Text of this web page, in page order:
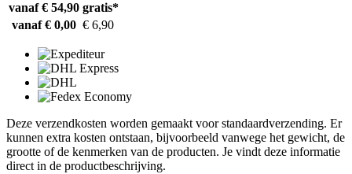
vanaf € 54,90 gratis*
vanaf € 0,00 € 6,90
Deze verzendkosten worden gemaakt voor standaardverzending. Er
kunnen extra kosten ontstaan, bijvoorbeeld vanwege het gewicht, de
grootte of de kenmerken van de producten. Je vindt deze informatie
direct in de productbeschrijving.